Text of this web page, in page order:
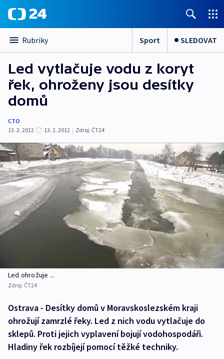
Rubriky Sport SLEDOVAT
Led vytlačuje vodu z koryt
řek, ohroženy jsou desítky
domů
CTO
13. 2. 2012
13. 2. 2012 | Zdroj: ČT24
Led ohrožuje ...
Zdroj: ČT24
Ostrava - Desítky domů v Moravskoslezském kraji
ohrožují zamrzlé řeky. Led z nich vodu vytlačuje do
sklepů. Proti jejich vyplavení bojují vodohospodáři.
Hladiny řek rozbíjejí pomocí těžké techniky.